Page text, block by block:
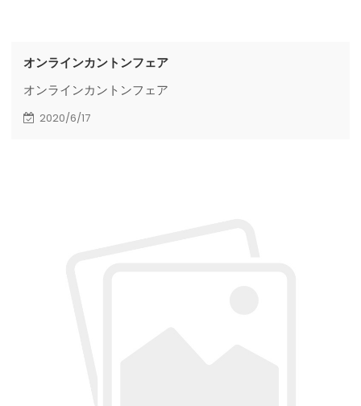
オンラインカントンフェア
オンラインカントンフェア
2020/6/17